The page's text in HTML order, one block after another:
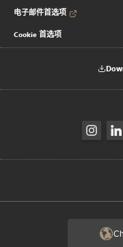
电子邮件首选项
Cookie 首选项